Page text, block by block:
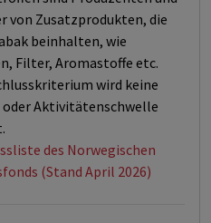
von Zusatzprodukten, die
beinhalten, wie
Filter, Aromastoffe etc.
wird keine
Aktivitätenschwelle
des Norwegischen
(Stand April 2026)